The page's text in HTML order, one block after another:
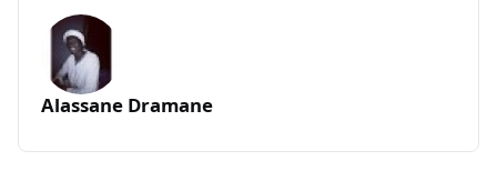
Alassane Dramane